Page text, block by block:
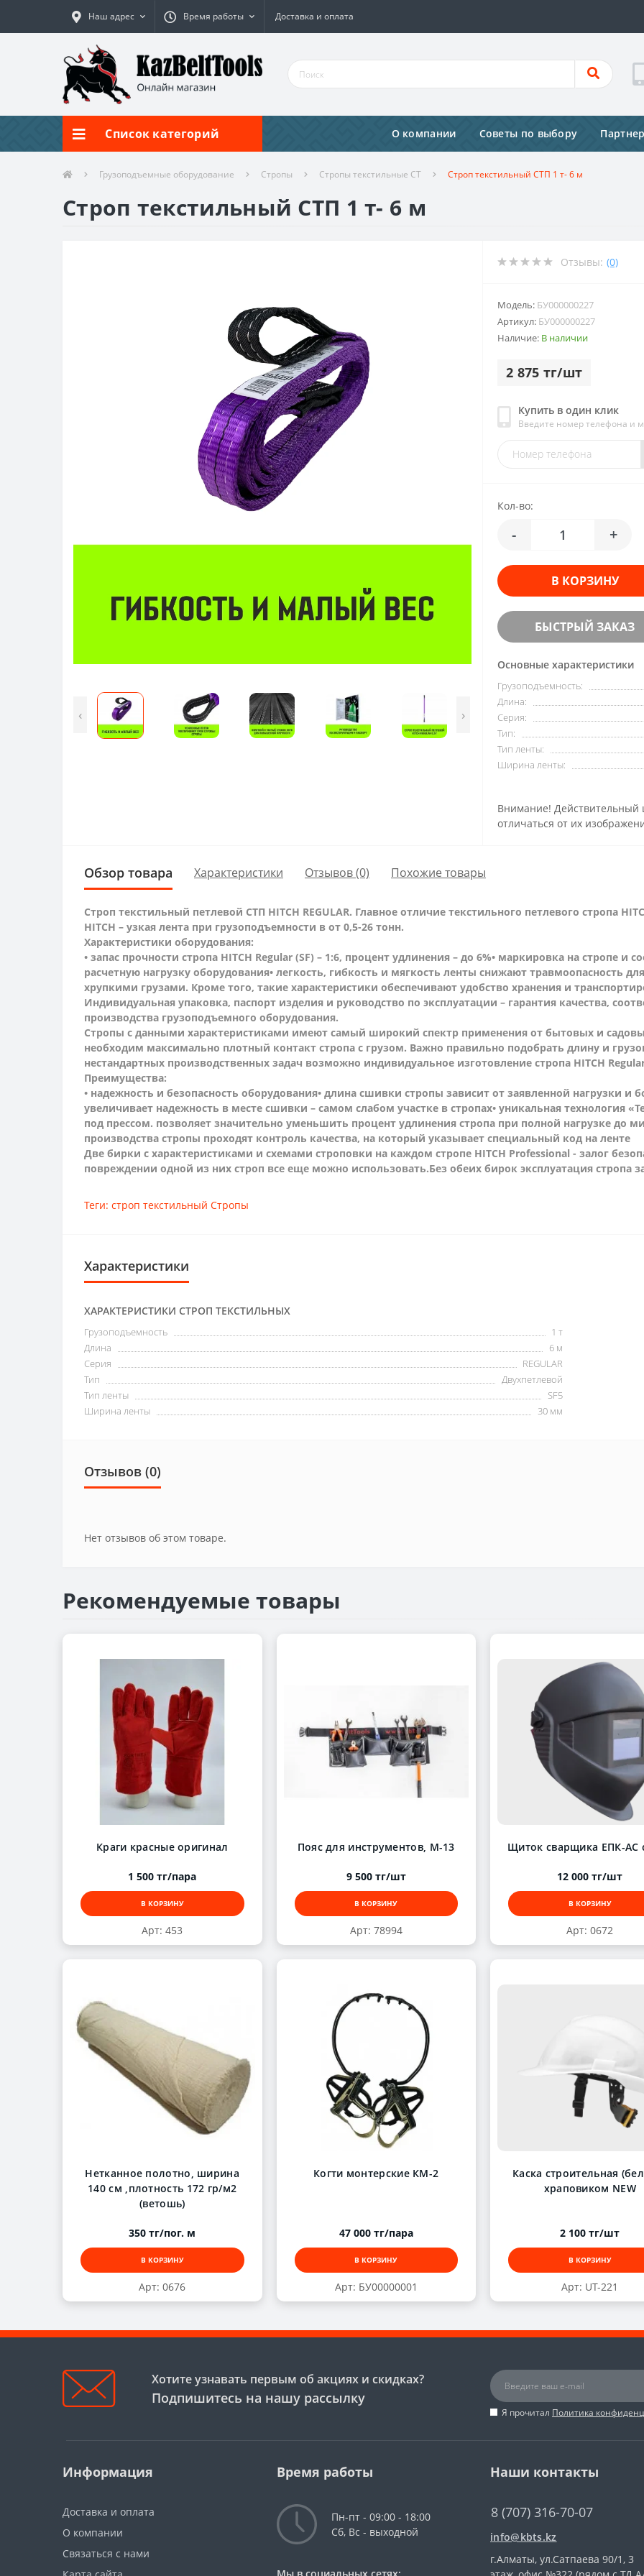
Наш адрес Время работы Доставка и оплата
Список категорий О компании Советы по выбору
Грузоподъемные оборудование Стропы Стропы текстильные СТ Строп текстильный СТП 1 т- 6 м
Строп текстильный СТП 1 т- 6 м
‹ ›
Отзывы: (0)
Модель: БУ000000227
Артикул: БУ000000227
Наличие: В наличии
2 875 тг/шт
Купить в один клик
Введите номер телефона и
Кол-во:
- +
В КОРЗИНУ
БЫСТРЫЙ ЗАКАЗ
Основные характеристики
Грузоподъемность:
Длина:
Серия:
Тип:
Тип ленты:
Ширина ленты:
Внимание! Действительный
отличаться от их
Обзор товара Характеристики Отзывов (0) Похожие товары
Строп текстильный петлевой СТП HITCH REGULAR. Главное отличие текстильного петлевого стропа
HITCH – узкая лента при грузоподъемности в от 0,5-26 тонн.
Характеристики оборудования:
• запас прочности стропа HITCH Regular (SF) – 1:6, процент удлинения – до 6%• маркировка на стропе и
расчетную нагрузку оборудования• легкость, гибкость и мягкость ленты снижают травмоопасность
хрупкими грузами. Кроме того, такие характеристики обеспечивают удобство хранения и
Индивидуальная упаковка, паспорт изделия и руководство по эксплуатации – гарантия качества,
производства грузоподъемного оборудования.
Стропы с данными характеристиками имеют самый широкий спектр применения от бытовых и
необходим максимально плотный контакт стропа с грузом. Важно правильно подобрать длину и
нестандартных производственных задач возможно индивидуальное изготовление стропа HITCH
Преимущества:
• надежность и безопасность оборудования• длина сшивки стропы зависит от заявленной нагрузки и
увеличивает надежность в месте сшивки – самом слабом участке в стропах• уникальная технология
под прессом. позволяет значительно уменьшить процент удлинения стропа при полной нагрузке до
производства стропы проходят контроль качества, на который указывает специальный код на ленте
Две бирки с характеристиками и схемами строповки на каждом стропе HITCH Professional - залог
повреждении одной из них строп все еще можно использовать.Без обеих бирок эксплуатация стропа
Теги: строп текстильный Стропы
Характеристики
ХАРАКТЕРИСТИКИ СТРОП ТЕКСТИЛЬНЫХ
Грузоподъемность
1 т
Длина
6 м
Серия
REGULAR
Тип
Двухпетлевой
Тип ленты
SF5
Ширина ленты
30 мм
Отзывов (0)
Нет отзывов об этом товаре.
Рекомендуемые товары
Арт: 453
Краги красные оригинал
1 500 тг/пара
В КОРЗИНУ
Арт: 78994
Пояс для инструментов, М-13
9 500 тг/шт
В КОРЗИНУ
Арт: 0672
Щиток сварщика ЕПК-АС
12 000 тг/шт
В КОРЗИНУ
Арт: 0676
Нетканное полотно, ширина
140 см ,плотность 172 гр/м2
(ветошь)
350 тг/пог. м
В КОРЗИНУ
Арт: БУ00000001
Когти монтерские КМ-2
47 000 тг/пара
В КОРЗИНУ
Арт: UT-221
Каска строительная
храповиком NEW
2 100 тг/шт
В КОРЗИНУ
Хотите узнавать первым об акциях и скидках?
Подпишитесь на нашу рассылку
Я прочитал Политика
Информация
Доставка и оплата
О компании
Связаться с нами
Время работы
Пн-пт - 09:00 - 18:00
Сб, Вс - выходной
Наши контакты
8 (707) 316-70-07
info@kbts.kz
г.Алматы, ул.Сатпаева 90/1, 3